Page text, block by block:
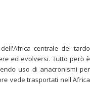
centrale del tardo
ed evolversi. Tutto però è
uso di anacronismi per
vede trasportati nell'Africa